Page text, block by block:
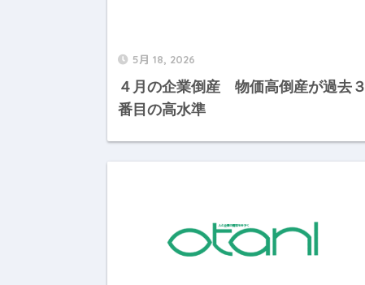
5月 18, 2026
４月の企業倒産 物価高倒産が過去３
番目の高水準